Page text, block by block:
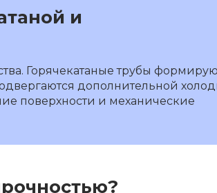
и
Горячекатаные трубы
дополнительной
поверхности и механические